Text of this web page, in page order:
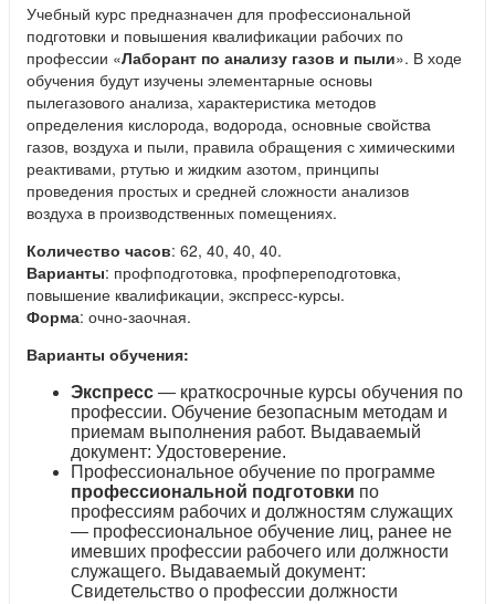
Учебный курс предназначен для профессиональной
подготовки и повышения квалификации рабочих по
профессии «Лаборант по анализу газов и пыли». В ходе
обучения будут изучены элементарные основы
пылегазового анализа, характеристика методов
определения кислорода, водорода, основные свойства
газов, воздуха и пыли, правила обращения с химическими
реактивами, ртутью и жидким азотом, принципы
проведения простых и средней сложности анализов
воздуха в производственных помещениях.
Количество часов: 62, 40, 40, 40.
Варианты: профподготовка, профпереподготовка,
повышение квалификации, экспресс-курсы.
Форма: очно-заочная.
Варианты обучения:
Экспресс — краткосрочные курсы обучения по
профессии. Обучение безопасным методам и
приемам выполнения работ. Выдаваемый
документ: Удостоверение.
Профессиональное обучение по программе
профессиональной подготовки по
профессиям рабочих и должностям служащих
— профессиональное обучение лиц, ранее не
имевших профессии рабочего или должности
служащего. Выдаваемый документ:
Свидетельство о профессии должности